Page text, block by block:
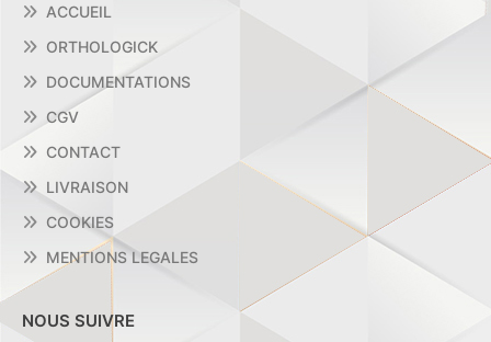
ACCUEIL
ORTHOLOGICK
DOCUMENTATIONS
CGV
CONTACT
LIVRAISON
COOKIES
MENTIONS LEGALES
NOUS SUIVRE